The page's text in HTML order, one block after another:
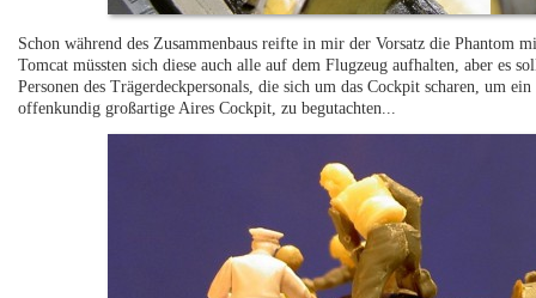
Schon während des Zusammenbaus reifte in mir der Vorsatz die Phantom
Tomcat müssten sich diese auch alle auf dem Flugzeug aufhalten, aber es
Personen des Trägerdeckpersonals, die sich um das Cockpit scharen, um
offenkundig großartige Aires Cockpit, zu begutachten...